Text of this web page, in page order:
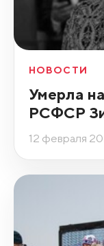
НОВОСТИ
Умерла
РСФСР
12 февраля